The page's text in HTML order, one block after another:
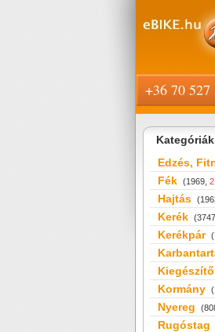
Kategóriák
Edzés,
Fék (1969,
Hajtás
Kerék (3747,
Kerékpár
Kormány
Nyereg
Rugóstag
+36 70 527